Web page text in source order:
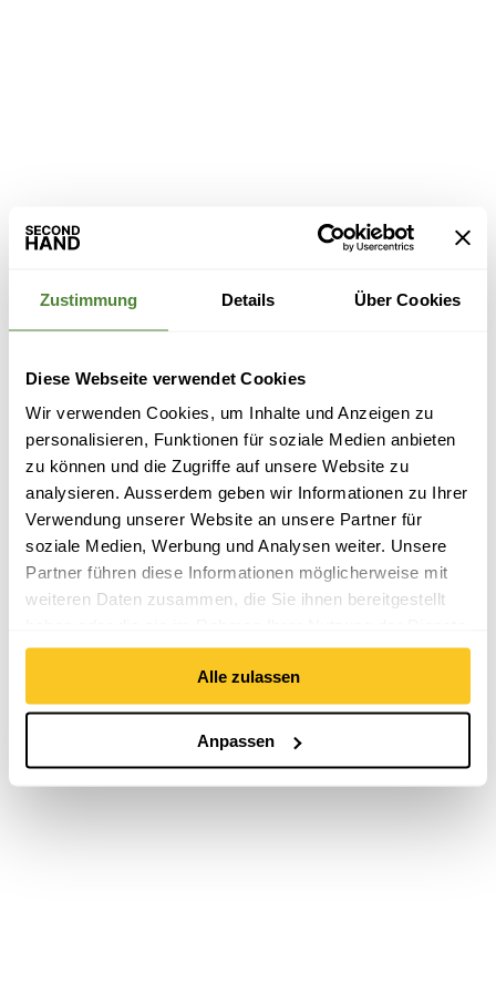
Zustimmung Details Über Cookies
Diese Webseite verwendet Cookies
Wir verwenden Cookies, um Inhalte und Anzeigen zu
personalisieren, Funktionen für soziale Medien anbieten
zu können und die Zugriffe auf unsere Website zu
analysieren. Ausserdem geben wir Informationen zu Ihrer
Verwendung unserer Website an unsere Partner für
soziale Medien, Werbung und Analysen weiter. Unsere
Partner führen diese Informationen möglicherweise mit
weiteren Daten zusammen, die Sie ihnen bereitgestellt
gesammelt haben.
Alle zulassen
Anpassen